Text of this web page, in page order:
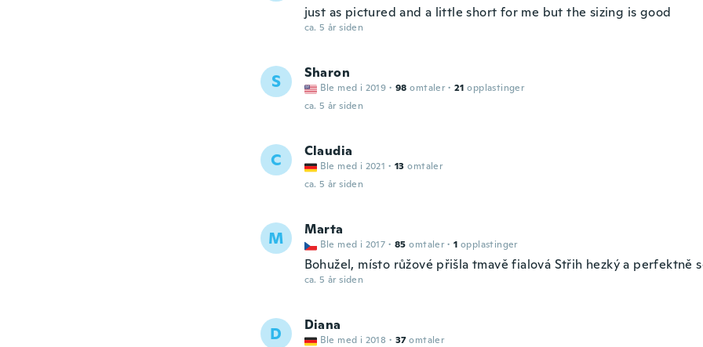
just as pictured and a little short for me but the sizing is good
ca. 5 år siden
S Sharon
Ble med i 2019 · 98 omtaler · 21 opplastinger
ca. 5 år siden
C Claudia
Ble med i 2021 · 13 omtaler
ca. 5 år siden
M Marta
Ble med i 2017 · 85 omtaler · 1 opplastinger
Bohužel, místo růžové přišla tmavě fialová Střih hezký a perfektně
ca. 5 år siden
D Diana
Ble med i 2018 · 37 omtaler